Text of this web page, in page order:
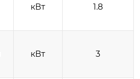
кВт 1.8
кВт 3